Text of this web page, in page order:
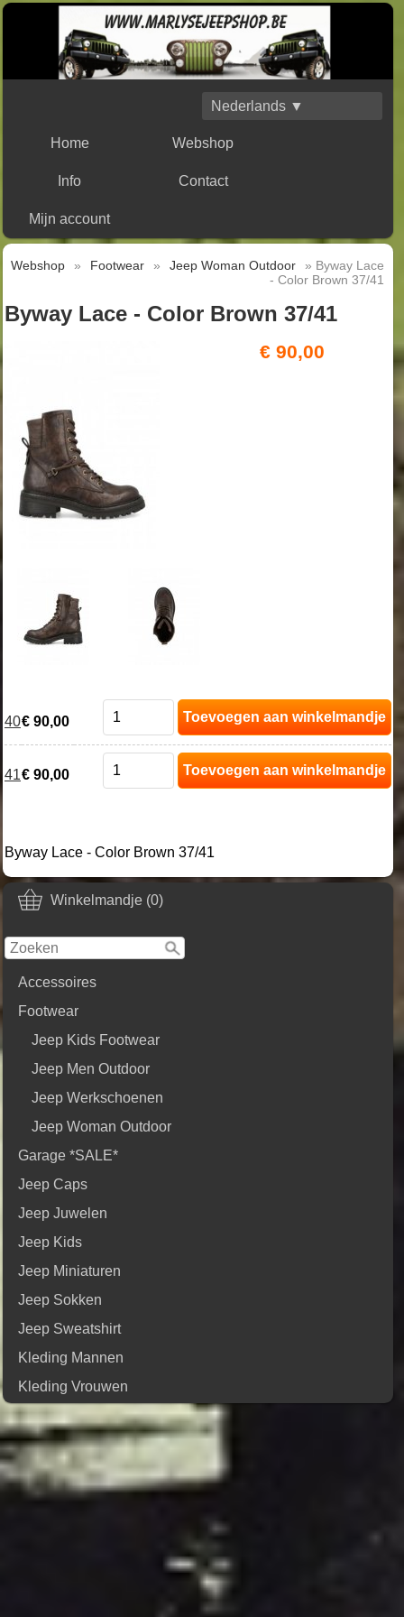
Nederlands ▼
Home Webshop
Info Contact
Mijn account
Winkelmandje (0)
Accessoires
Footwear
Jeep Kids Footwear
Jeep Men Outdoor
Jeep Werkschoenen
Jeep Woman Outdoor
Garage *SALE*
Jeep Caps
Jeep Juwelen
Jeep Kids
Jeep Miniaturen
Jeep Sokken
Jeep Sweatshirt
Kleding Mannen
Kleding Vrouwen
Webshop » Footwear » Jeep Woman Outdoor
» Byway Lace
- Color Brown 37/41
Byway Lace - Color Brown 37/41
€ 90,00
40€ 90,00 Toevoegen aan winkelmandje
41€ 90,00 Toevoegen aan winkelmandje
Byway Lace - Color Brown 37/41